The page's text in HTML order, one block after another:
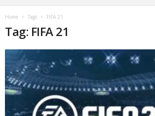
Home Tags FIFA 21
Tag: FIFA 21